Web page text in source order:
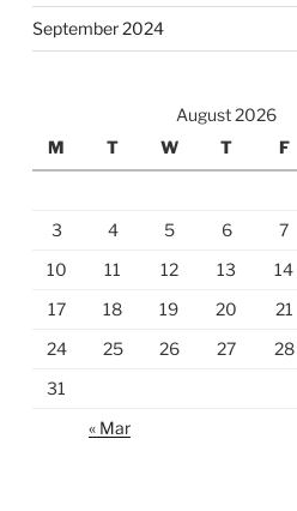
September 2024
August 2026
M
T W T F
3
4 5 6 7
10
11 12 13 14
17
18 19 20 21
24
25 26 27 28
31
« Mar